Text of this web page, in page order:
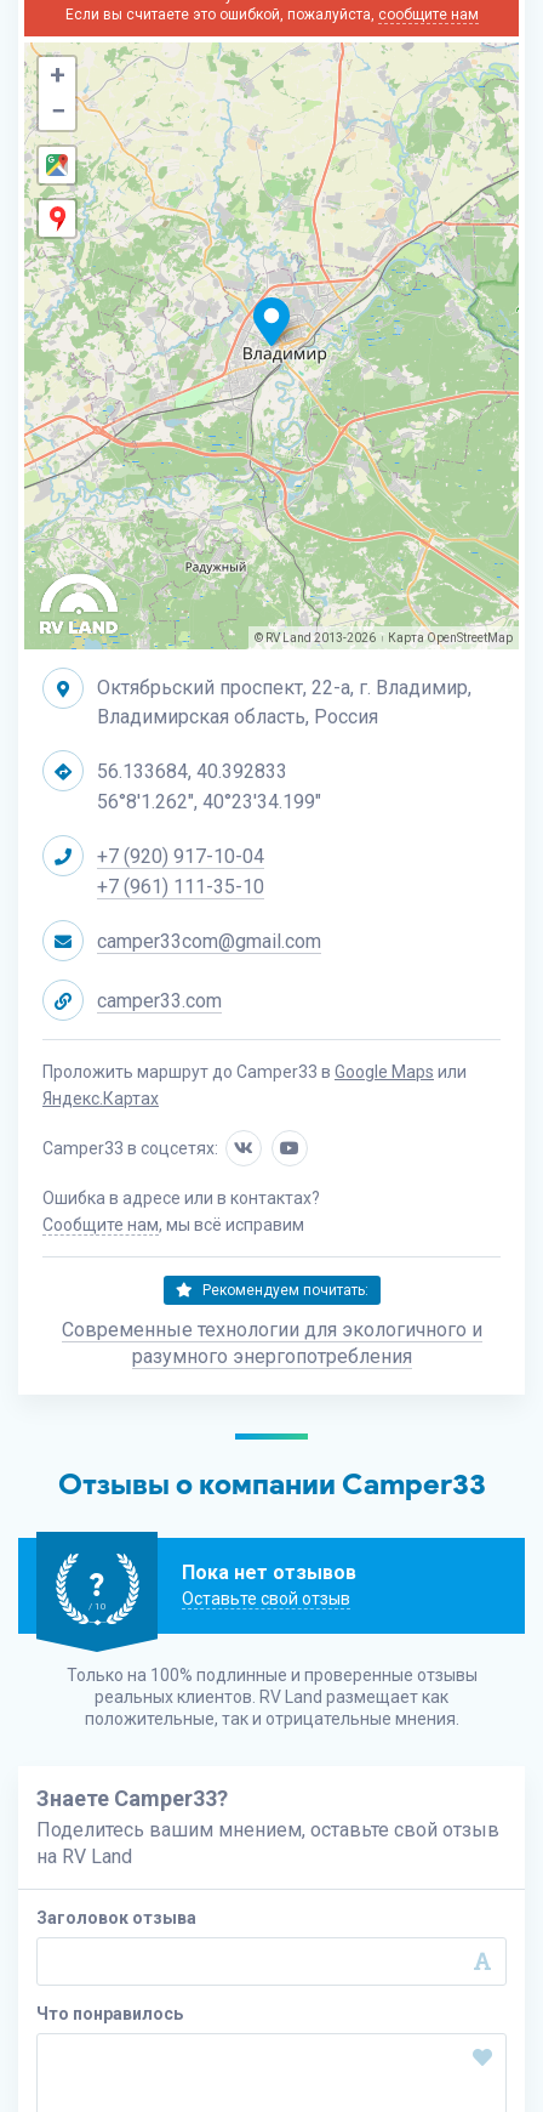
Если вы считаете это ошибкой, пожалуйста, сообщите нам
+
−
© RV Land 2013-2026 | КартаOpenStreetMap
Октябрьский проспект, 22-а, г. Владимир,
Владимирская область, Россия
56.133684, 40.392833
56°8'1.262", 40°23'34.199"
+7 (920) 917-10-04
+7 (961) 111-35-10
camper33com@gmail.com
camper33.com
Проложить маршрут до Camper33 в Google Maps или
Яндекс.Картах
Camper33 в соцсетях:
Ошибка в адресе или в контактах?
Сообщите нам, мы всё исправим
Рекомендуем почитать:
Современные технологии для экологичного и
разумного энергопотребления
Отзывы о компании Camper33
?
/ 10
Пока нет отзывов
Оставьте свой отзыв
Только на 100% подлинные и проверенные отзывы
реальных клиентов. RV Land размещает как
положительные, так и отрицательные мнения.
Знаете Camper33?
Поделитесь вашим мнением, оставьте свой отзыв
на RV Land
Заголовок отзыва
Что понравилось